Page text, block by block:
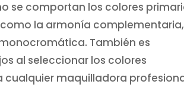
se comportan los colores
como la armonía complementaria,
También es
al seleccionar los colores
cualquier maquilladora